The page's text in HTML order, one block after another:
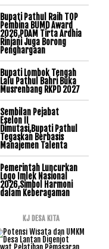
Bupati Pathul Raih TOP
Pembina BUMD Award
2026,PDAM Tirta Ardhia
Rinjani Juga Borong
Penghargaan
Bupati Lombok Tengah
Lalu Pathul Bahri Buka
Musrenbang RKPD 2027
Sembilan Pejabat
Eselon II
Dimutasi,Bupati Pathul
Tegaskan Berbasis
Manajemen Talenta
Pemerintah Luncurkan
Logo Imlek Nasional
2026,Simbol Harmoni
dalam Keberagaman
KJ DESA KITA